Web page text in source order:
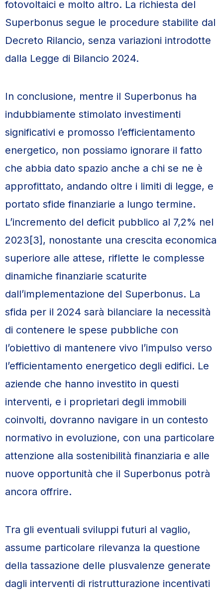
fotovoltaici e molto altro. La richiesta del
Superbonus segue le procedure stabilite dal
Decreto Rilancio, senza variazioni introdotte
dalla Legge di Bilancio 2024.
In conclusione, mentre il Superbonus ha
indubbiamente stimolato investimenti
significativi e promosso l’efficientamento
energetico, non possiamo ignorare il fatto
che abbia dato spazio anche a chi se ne è
approfittato, andando oltre i limiti di legge, e
portato sfide finanziarie a lungo termine.
L’incremento del deficit pubblico al 7,2% nel
2023[3], nonostante una crescita economica
superiore alle attese, riflette le complesse
dinamiche finanziarie scaturite
dall’implementazione del Superbonus. La
sfida per il 2024 sarà bilanciare la necessità
di contenere le spese pubbliche con
l’obiettivo di mantenere vivo l’impulso verso
l’efficientamento energetico degli edifici. Le
aziende che hanno investito in questi
interventi, e i proprietari degli immobili
coinvolti, dovranno navigare in un contesto
normativo in evoluzione, con una particolare
attenzione alla sostenibilità finanziaria e alle
nuove opportunità che il Superbonus potrà
ancora offrire.
Tra gli eventuali sviluppi futuri al vaglio,
assume particolare rilevanza la questione
della tassazione delle plusvalenze generate
dagli interventi di ristrutturazione incentivati